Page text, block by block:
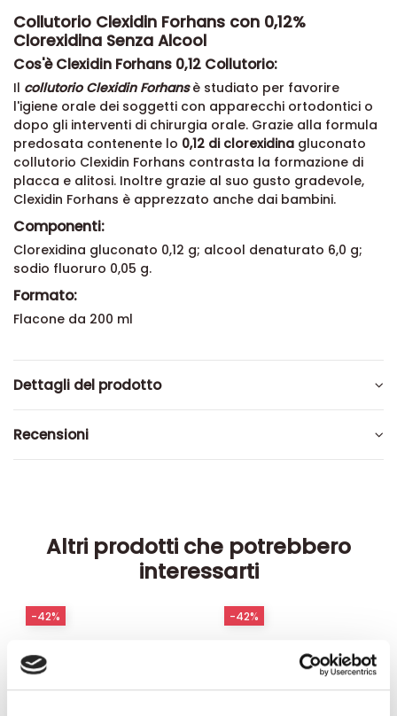
Collutorio Clexidin Forhans con 0,12%
Clorexidina Senza Alcool
Cos'è Clexidin Forhans 0,12 Collutorio:
Il collutorio Clexidin Forhansè studiato per favorire
l'igiene orale dei soggetti con apparecchi ortodontici o
dopo gli interventi di chirurgia orale. Grazie alla formula
predosata contenente lo 0,12 di clorexidina gluconato
collutorio Clexidin Forhans contrasta la formazione di
placca e alitosi. Inoltre grazie al suo gusto gradevole,
Clexidin Forhans è apprezzato anche dai bambini.
Componenti:
Clorexidina gluconato 0,12 g; alcool denaturato 6,0 g;
sodio fluoruro 0,05 g.
Formato:
Flacone da 200 ml
Dettagli del prodotto
Recensioni
Altri prodotti che potrebbero
interessarti
-42% -42%